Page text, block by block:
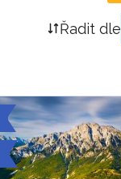
Řadit dle